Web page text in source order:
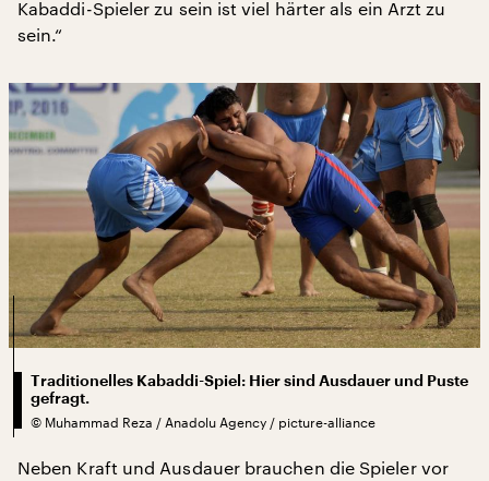
Kabaddi-Spieler zu sein ist viel härter als ein Arzt zu
sein.“
Traditionelles Kabaddi-Spiel: Hier sind Ausdauer und Puste
gefragt.
© Muhammad Reza / Anadolu Agency / picture-alliance
Neben Kraft und Ausdauer brauchen die Spieler vor